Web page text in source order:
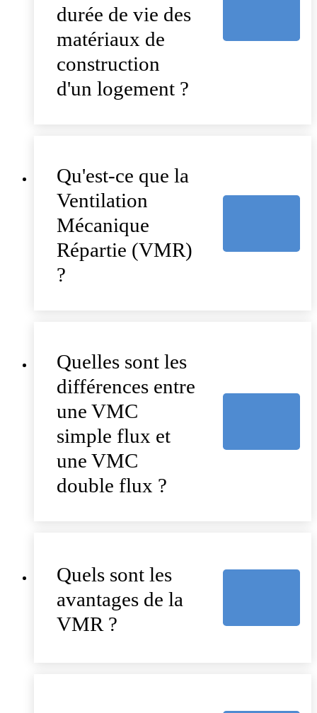
durée de vie des
matériaux de
construction
d'un logement ?
Qu'est-ce que la
Ventilation
Mécanique
Répartie (VMR)
?
Quelles sont les
différences entre
une VMC
simple flux et
une VMC
double flux ?
Quels sont les
avantages de la
VMR ?